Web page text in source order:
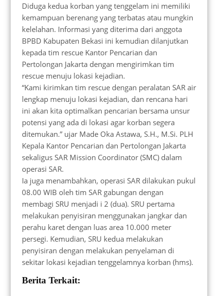
Diduga kedua korban yang tenggelam ini memiliki
kemampuan berenang yang terbatas atau mungkin
kelelahan. Informasi yang diterima dari anggota
BPBD Kabupaten Bekasi ini kemudian dilanjutkan
kepada tim rescue Kantor Pencarian dan
Pertolongan Jakarta dengan mengirimkan tim
rescue menuju lokasi kejadian.
“Kami kirimkan tim rescue dengan peralatan SAR air
lengkap menuju lokasi kejadian, dan rencana hari
ini akan kita optimalkan pencarian bersama unsur
potensi yang ada di lokasi agar korban segera
ditemukan.” ujar Made Oka Astawa, S.H., M.Si. PLH
Kepala Kantor Pencarian dan Pertolongan Jakarta
sekaligus SAR Mission Coordinator (SMC) dalam
operasi SAR.
Ia juga menambahkan, operasi SAR dilakukan pukul
08.00 WIB oleh tim SAR gabungan dengan
membagi SRU menjadi i 2 (dua). SRU pertama
melakukan penyisiran menggunakan jangkar dan
perahu karet dengan luas area 10.000 meter
persegi. Kemudian, SRU kedua melakukan
penyisiran dengan melakukan penyelaman di
sekitar lokasi kejadian tenggelamnya korban (hms).
Berita Terkait: